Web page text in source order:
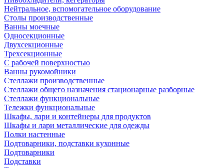
Нейтральное, вспомогательное оборудование
Столы производственные
Ванны моечные
Односекционные
Двухсекционные
Трехсекционные
С рабочей поверхностью
Ванны рукомойники
Стеллажи производственные
Стеллажи общего назначения стационарные разборные
Стеллажи функциональные
Тележки функциональные
Шкафы, лари и контейнеры для продуктов
Шкафы и лари металлические для одежды
Полки настенные
Подтоварники, подставки кухонные
Подтоварники
Подставки